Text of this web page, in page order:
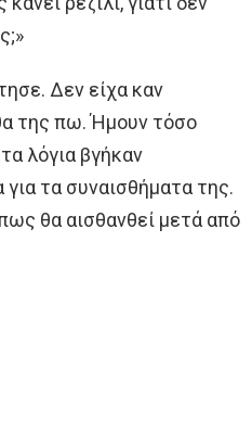
Δεν είχα καν
της πω. Ήμουν τόσο
λόγια βγήκαν
τα συναισθήματα της.
θα αισθανθεί μετά από